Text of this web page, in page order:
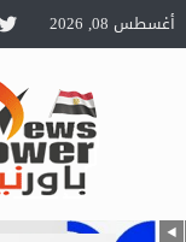
أغسطس 08, 2026